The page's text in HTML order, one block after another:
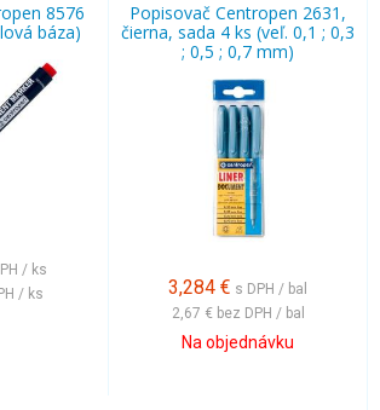
8576
báza)
/ ks
/ ks
Popisovač Centropen 2631,
čierna, sada 4 ks (veľ. 0,1 ; 0,3
; 0,5 ; 0,7 mm)
3,284 € s DPH / bal
2,67 € bez DPH / bal
Na objednávku